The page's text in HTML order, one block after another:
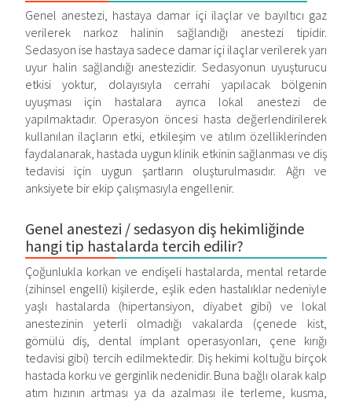
Genel anestezi, hastaya damar içi ilaçlar ve bayıltıcı gaz
verilerek narkoz halinin sağlandığı anestezi tipidir.
Sedasyon ise hastaya sadece damar içi ilaçlar verilerek yarı
uyur halin sağlandığı anestezidir. Sedasyonun uyuşturucu
etkisi yoktur, dolayısıyla cerrahi yapılacak bölgenin
uyuşması için hastalara ayrıca lokal anestezi de
yapılmaktadır. Operasyon öncesi hasta değerlendirilerek
kullanılan ilaçların etki, etkileşim ve atılım özelliklerinden
faydalanarak, hastada uygun klinik etkinin sağlanması ve diş
tedavisi için uygun şartların oluşturulmasıdır. Ağrı ve
anksiyete bir ekip çalışmasıyla engellenir.
Genel anestezi / sedasyon diş hekimliğinde
hangi tip hastalarda tercih edilir?
Çoğunlukla korkan ve endişeli hastalarda, mental retarde
(zihinsel engelli) kişilerde, eşlik eden hastalıklar nedeniyle
yaşlı hastalarda (hipertansiyon, diyabet gibi) ve lokal
anestezinin yeterli olmadığı vakalarda (çenede kist,
gömülü diş, dental implant operasyonları, çene kırığı
tedavisi gibi) tercih edilmektedir. Diş hekimi koltuğu birçok
hastada korku ve gerginlik nedenidir. Buna bağlı olarak kalp
atım hızının artması ya da azalması ile terleme, kusma,